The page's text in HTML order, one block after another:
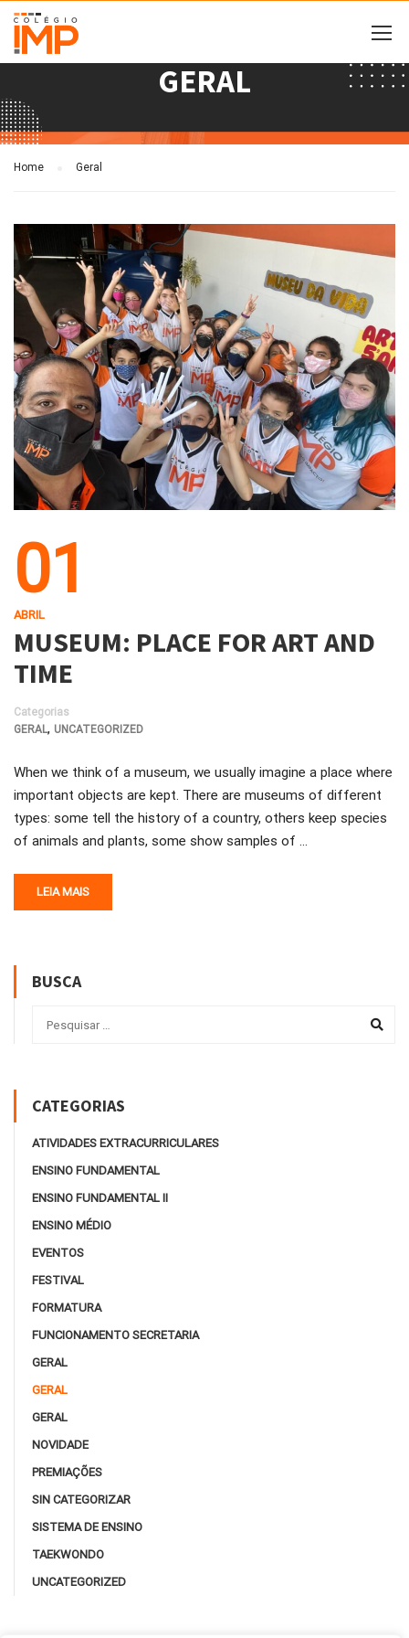
GERAL
Home Geral
01
ABRIL
MUSEUM: PLACE FOR ART AND
TIME
Categorias
GERAL, UNCATEGORIZED
When we think of a museum, we usually imagine a place where
important objects are kept. There are museums of different
types: some tell the history of a country, others keep species
of animals and plants, some show samples of …
LEIA MAIS
BUSCA
CATEGORIAS
ATIVIDADES EXTRACURRICULARES
ENSINO FUNDAMENTAL
ENSINO FUNDAMENTAL II
ENSINO MÉDIO
EVENTOS
FESTIVAL
FORMATURA
FUNCIONAMENTO SECRETARIA
GERAL
GERAL
GERAL
NOVIDADE
PREMIAÇÕES
SIN CATEGORIZAR
SISTEMA DE ENSINO
TAEKWONDO
UNCATEGORIZED